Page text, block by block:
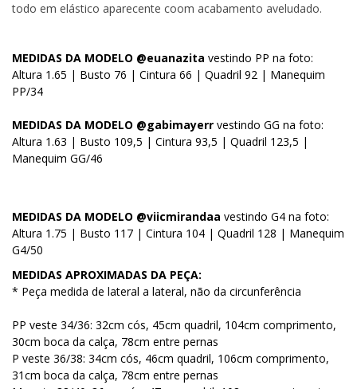
todo em elástico aparecente coom acabamento aveludado.
MEDIDAS DA MODELO @euanazita vestindo PP na foto:
Altura 1.65 | Busto 76 | Cintura 66 | Quadril 92 | Manequim
PP/34
MEDIDAS DA MODELO @gabimayerr vestindo GG na foto:
Altura 1.63 | Busto 109,5 | Cintura 93,5 | Quadril 123,5 |
Manequim GG/46
MEDIDAS DA MODELO @viicmirandaa vestindo G4 na foto:
Altura 1.75 | Busto 117 | Cintura 104 | Quadril 128 | Manequim
G4/50
MEDIDAS APROXIMADAS DA PEÇA:
* Peça medida de lateral a lateral, não da circunferência
PP veste 34/36: 32cm cós, 45cm quadril, 104cm comprimento,
30cm boca da calça, 78cm entre pernas
P veste 36/38: 34cm cós, 46cm quadril, 106cm comprimento,
31cm boca da calça, 78cm entre pernas